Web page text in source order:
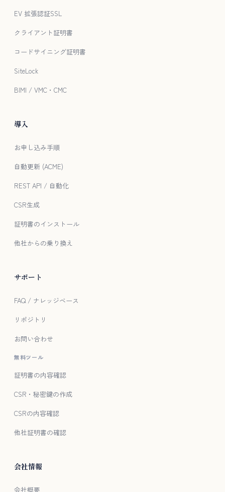
EV 拡張認証SSL
クライアント証明書
コードサイニング証明書
SiteLock
BIMI / VMC・CMC
導入
お申し込み手順
自動更新 (ACME)
REST API / 自動化
CSR生成
証明書のインストール
他社からの乗り換え
サポート
FAQ / ナレッジベース
リポジトリ
お問い合わせ
無料ツール
証明書の内容確認
CSR・秘密鍵の作成
CSRの内容確認
他社証明書の確認
会社情報
会社概要